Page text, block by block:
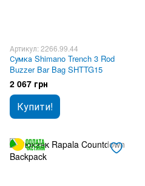
Артикул: 2266.99.44
Сумка Shimano Trench 3 Rod
Buzzer Bar Bag SHTTG15
2 067 грн
Купити!